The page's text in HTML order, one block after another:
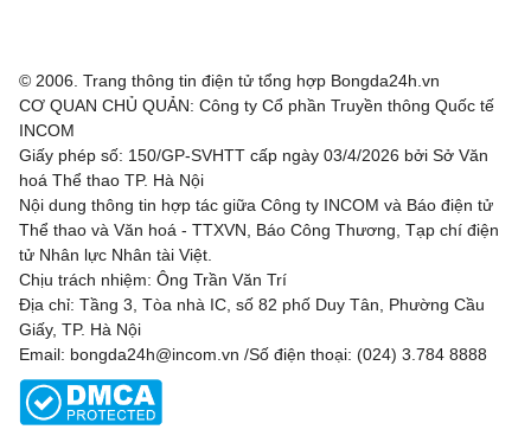
© 2006. Trang thông tin điện tử tổng hợp Bongda24h.vn
CƠ QUAN CHỦ QUẢN: Công ty Cổ phần Truyền thông Quốc tế
INCOM
Giấy phép số: 150/GP-SVHTT cấp ngày 03/4/2026 bởi Sở Văn
hoá Thể thao TP. Hà Nội
Nội dung thông tin hợp tác giữa Công ty INCOM và Báo điện tử
Thể thao và Văn hoá - TTXVN, Báo Công Thương, Tạp chí điện
tử Nhân lực Nhân tài Việt.
Chịu trách nhiệm: Ông Trần Văn Trí
Địa chỉ: Tầng 3, Tòa nhà IC, số 82 phố Duy Tân, Phường Cầu
Giấy, TP. Hà Nội
Email: bongda24h@incom.vn /Số điện thoại: (024) 3.784 8888